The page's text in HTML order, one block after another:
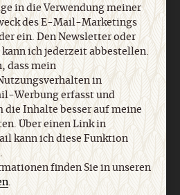
oben
in die Verwendung meiner
des E-Mail-Marketings
ein. Den Newsletter oder
ich jederzeit abbestellen.
dass mein
in
Werbung erfasst und
die Inhalte besser auf meine
Über einen Link in
kann ich diese Funktion
finden Sie in unseren
.